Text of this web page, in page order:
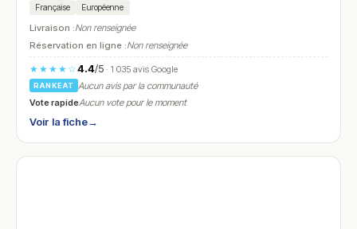
Française Européenne
Livraison :Non renseignée
Réservation en ligne :Non renseignée
★★★★☆4.4/5· 1 035 avis Google
RANKEAT
Aucun avis par la communauté
Vote rapideAucun vote pour le moment
Voir la fiche→